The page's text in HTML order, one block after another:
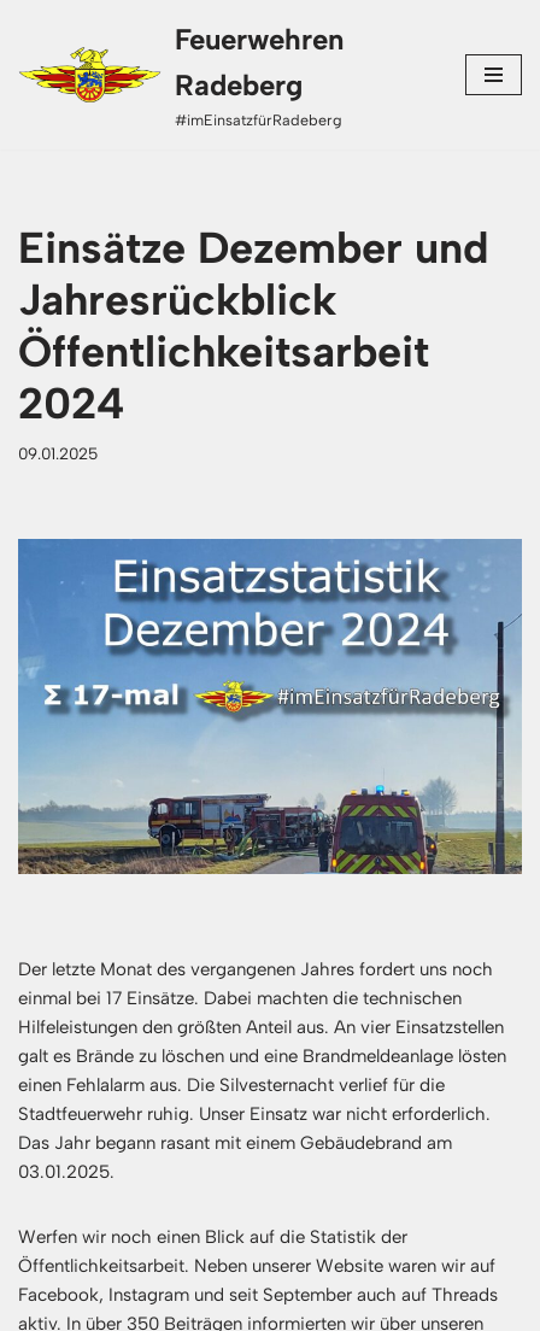
Zum
Inhalt
Feuerwehren
Radeberg
#imEinsatzfürRadeberg
Einsätze Dezember und
Jahresrückblick
Öffentlichkeitsarbeit
2024
09.01.2025
Der letzte Monat des vergangenen Jahres fordert uns noch
einmal bei 17 Einsätze. Dabei machten die technischen
Hilfeleistungen den größten Anteil aus. An vier Einsatzstellen
galt es Brände zu löschen und eine Brandmeldeanlage lösten
einen Fehlalarm aus. Die Silvesternacht verlief für die
Stadtfeuerwehr ruhig. Unser Einsatz war nicht erforderlich.
Das Jahr begann rasant mit einem Gebäudebrand am
03.01.2025.
Werfen wir noch einen Blick auf die Statistik der
Öffentlichkeitsarbeit. Neben unserer Website waren wir auf
Facebook, Instagram und seit September auch auf Threads
aktiv. In über 350 Beiträgen informierten wir über unseren